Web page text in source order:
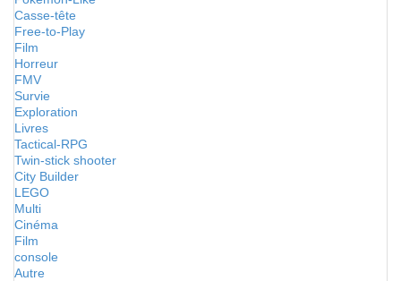
Casse-tête
Free-to-Play
Film
Horreur
FMV
Survie
Exploration
Livres
Tactical-RPG
Twin-stick shooter
City Builder
LEGO
Multi
Cinéma
Film
console
Autre